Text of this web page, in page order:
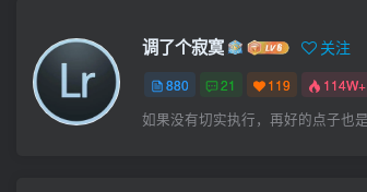
调了个寂寞 关注
880 21 119 114W+
如果没有切实执行，再好的点子也